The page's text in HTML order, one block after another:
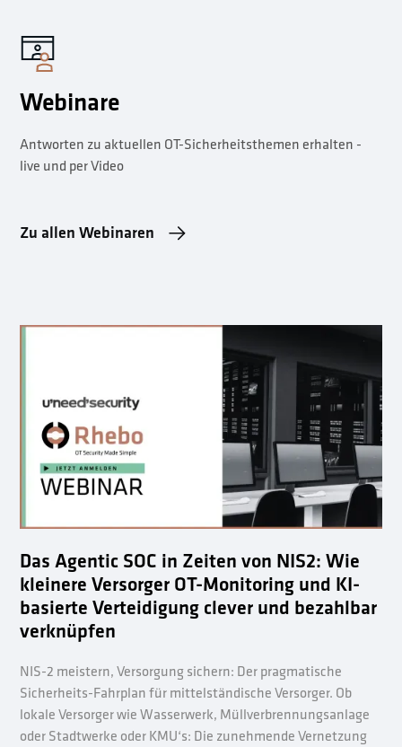
Webinare
Antworten zu aktuellen OT-Sicherheitsthemen erhalten -
live und per Video
Zu allen Webinaren
Das Agentic SOC in Zeiten von NIS2: Wie
kleinere Versorger OT-Monitoring und KI-
basierte Verteidigung clever und bezahlbar
verknüpfen
NIS-2 meistern, Versorgung sichern: Der pragmatische
Sicherheits-Fahrplan für mittelständische Versorger. Ob
lokale Versorger wie Wasserwerk, Müllverbrennungsanlage
oder Stadtwerke oder KMU‘s: Die zunehmende Vernetzung